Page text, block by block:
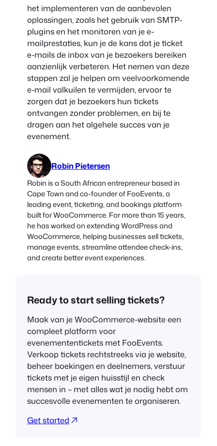
het implementeren van de aanbevolen
oplossingen, zoals het gebruik van SMTP-
plugins en het monitoren van je e-
mailprestaties, kun je de kans dat je ticket
e-mails de inbox van je bezoekers bereiken
aanzienlijk verbeteren. Het nemen van deze
stappen zal je helpen om veelvoorkomende
e-mail valkuilen te vermijden, ervoor te
zorgen dat je bezoekers hun tickets
ontvangen zonder problemen, en bij te
dragen aan het algehele succes van je
evenement.
Robin Pietersen
Robin is a South African entrepreneur based in
Cape Town and co-founder of FooEvents, a
leading event, ticketing, and bookings platform
built for WooCommerce. For more than 15 years,
he has worked on extending WordPress and
WooCommerce, helping businesses sell tickets,
manage events, streamline attendee check-ins,
and create better event experiences.
Ready to start selling tickets?
Maak van je WooCommerce-website een
compleet platform voor
evenemententickets met FooEvents.
Verkoop tickets rechtstreeks via je website,
beheer boekingen en deelnemers, verstuur
tickets met je eigen huisstijl en check
mensen in – met alles wat je nodig hebt om
succesvolle evenementen te organiseren.
Get started